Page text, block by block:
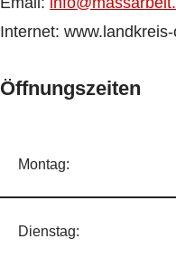
Internet:
Öffnungszeiten
Montag:
Dienstag: